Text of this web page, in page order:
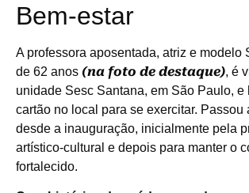
Bem-estar
A professora aposentada, atriz e modelo
de 62 anos (na foto de destaque), é
unidade Sesc Santana, em São Paulo, e
cartão no local para se exercitar. Passou
desde a inauguração, inicialmente pela
artístico-cultural e depois para manter o
fortalecido.